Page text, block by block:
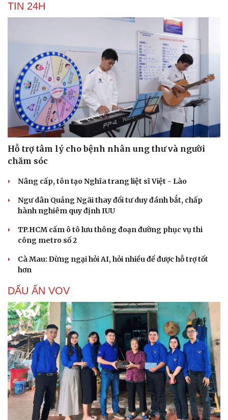
TIN 24H
Hỗ trợ tâm lý cho bệnh nhân ung thư và người
chăm sóc
Nâng cấp, tôn tạo Nghĩa trang liệt sĩ Việt - Lào
Ngư dân Quảng Ngãi thay đổi tư duy đánh bắt, chấp
hành nghiêm quy định IUU
TP.HCM cấm ô tô lưu thông đoạn đường phục vụ thi
công metro số 2
Cà Mau: Đừng ngại hỏi AI, hỏi nhiều để được hỗ trợ tốt
hơn
DẤU ẤN VOV